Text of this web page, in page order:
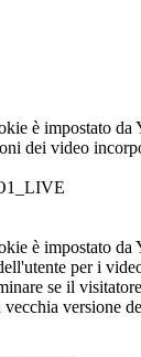
è impostato da
dei video
è impostato da
per i
se il
versione